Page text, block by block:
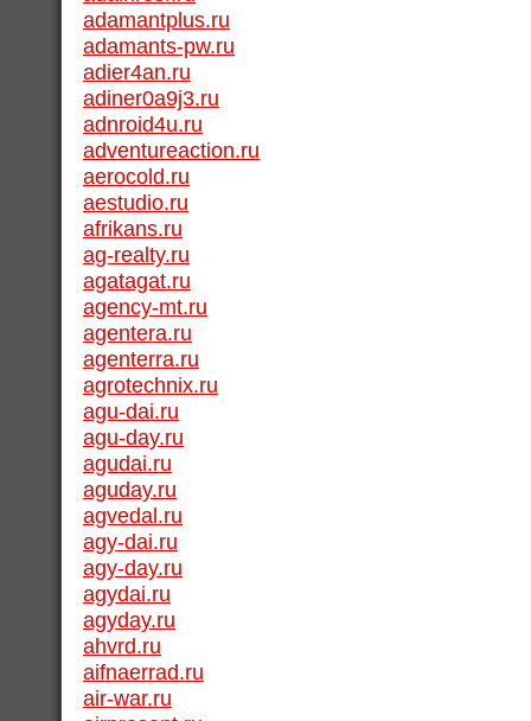
adamantplus.ru
adamants-pw.ru
adier4an.ru
adiner0a9j3.ru
adnroid4u.ru
adventureaction.ru
aerocold.ru
aestudio.ru
afrikans.ru
ag-realty.ru
agatagat.ru
agency-mt.ru
agentera.ru
agenterra.ru
agrotechnix.ru
agu-dai.ru
agu-day.ru
agudai.ru
aguday.ru
agvedal.ru
agy-dai.ru
agy-day.ru
agydai.ru
agyday.ru
ahvrd.ru
aifnaerrad.ru
air-war.ru